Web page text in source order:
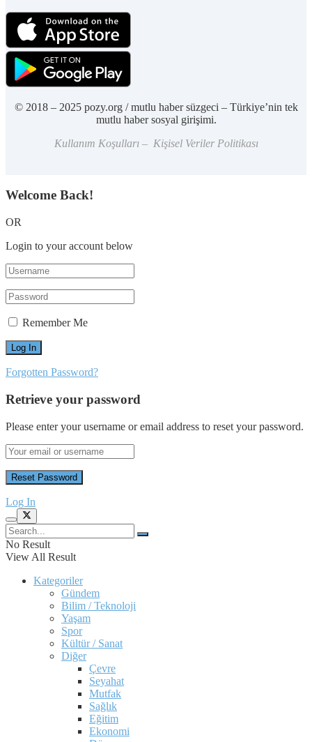
© 2018 – 2025 pozy.org / mutlu haber süzgeci – Türkiye’nin tek
mutlu haber sosyal girişimi.
Kullanım Koşulları – Kişisel Veriler Politikası
Welcome Back!
OR
Login to your account below
Remember Me
Forgotten Password?
Retrieve your password
Please enter your username or email address to reset your password.
Log In
No Result
View All Result
Kategoriler
Gündem
Bilim / Teknoloji
Yaşam
Spor
Kültür / Sanat
Diğer
Çevre
Seyahat
Mutfak
Sağlık
Eğitim
Ekonomi